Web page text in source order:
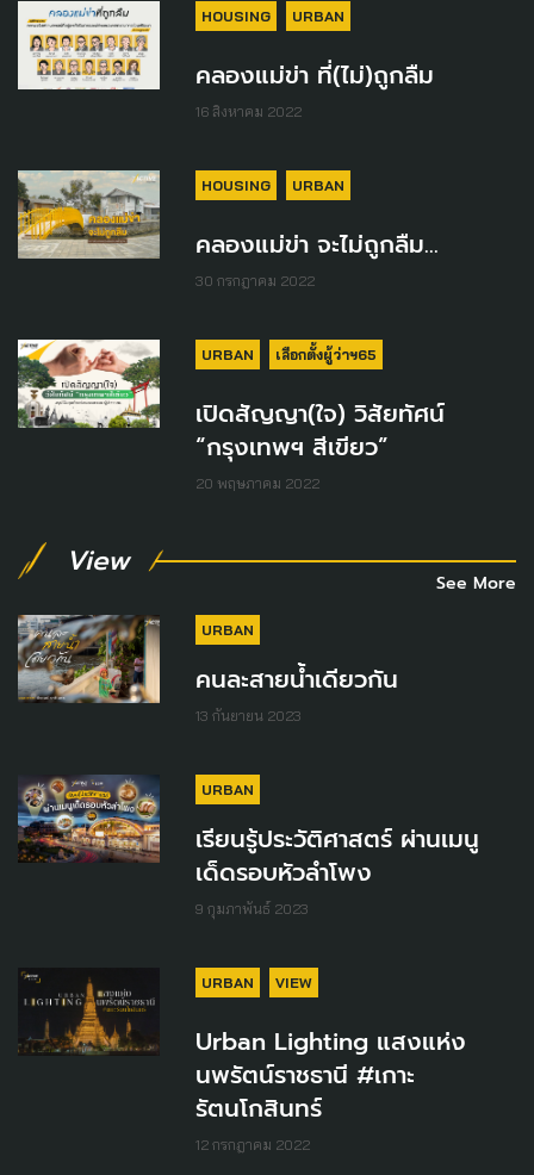
HOUSING URBAN
คลองแม่ข่า ที่(ไม่)ถูกลืม
16 สิงหาคม 2022
HOUSING URBAN
คลองแม่ข่า จะไม่ถูกลืม...
30 กรกฎาคม 2022
URBAN เลือกตั้งผู้ว่าฯ65
เปิดสัญญา(ใจ) วิสัยทัศน์
“กรุงเทพฯ สีเขียว”
20 พฤษภาคม 2022
View
See More
URBAN
คนละสายน้ำเดียวกัน
13 กันยายน 2023
URBAN
เรียนรู้ประวัติศาสตร์ ผ่านเมนู
เด็ดรอบหัวลำโพง
9 กุมภาพันธ์ 2023
URBAN VIEW
Urban Lighting แสงแห่ง
นพรัตน์ราชธานี #เกาะ
รัตนโกสินทร์
12 กรกฎาคม 2022